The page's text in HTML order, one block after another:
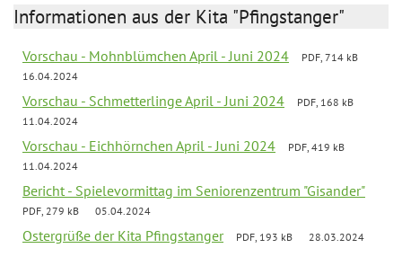
Informationen aus der Kita "Pfingstanger"
Vorschau - Mohnblümchen April - Juni 2024
PDF, 714 kB
16.04.2024
Vorschau - Schmetterlinge April - Juni 2024
PDF, 168 kB
11.04.2024
Vorschau - Eichhörnchen April - Juni 2024
PDF, 419 kB
11.04.2024
Bericht - Spielevormittag im Seniorenzentrum "Gisander"
PDF, 279 kB 05.04.2024
Ostergrüße der Kita Pfingstanger PDF, 193 kB 28.03.2024